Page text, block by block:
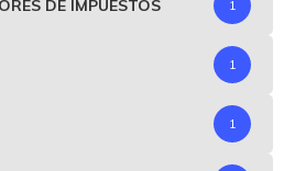
DE IMPUESTOS 1
1
1